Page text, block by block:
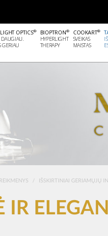
OPTICS®
DAUGIAU.
GERIAU
BIOPTRON®
HYPERLIGHT
THERAPY
COOKART®
SVEIKAS
MAISTAS
IŠSKIRTINIAI GERIAMŲJŲ
IR